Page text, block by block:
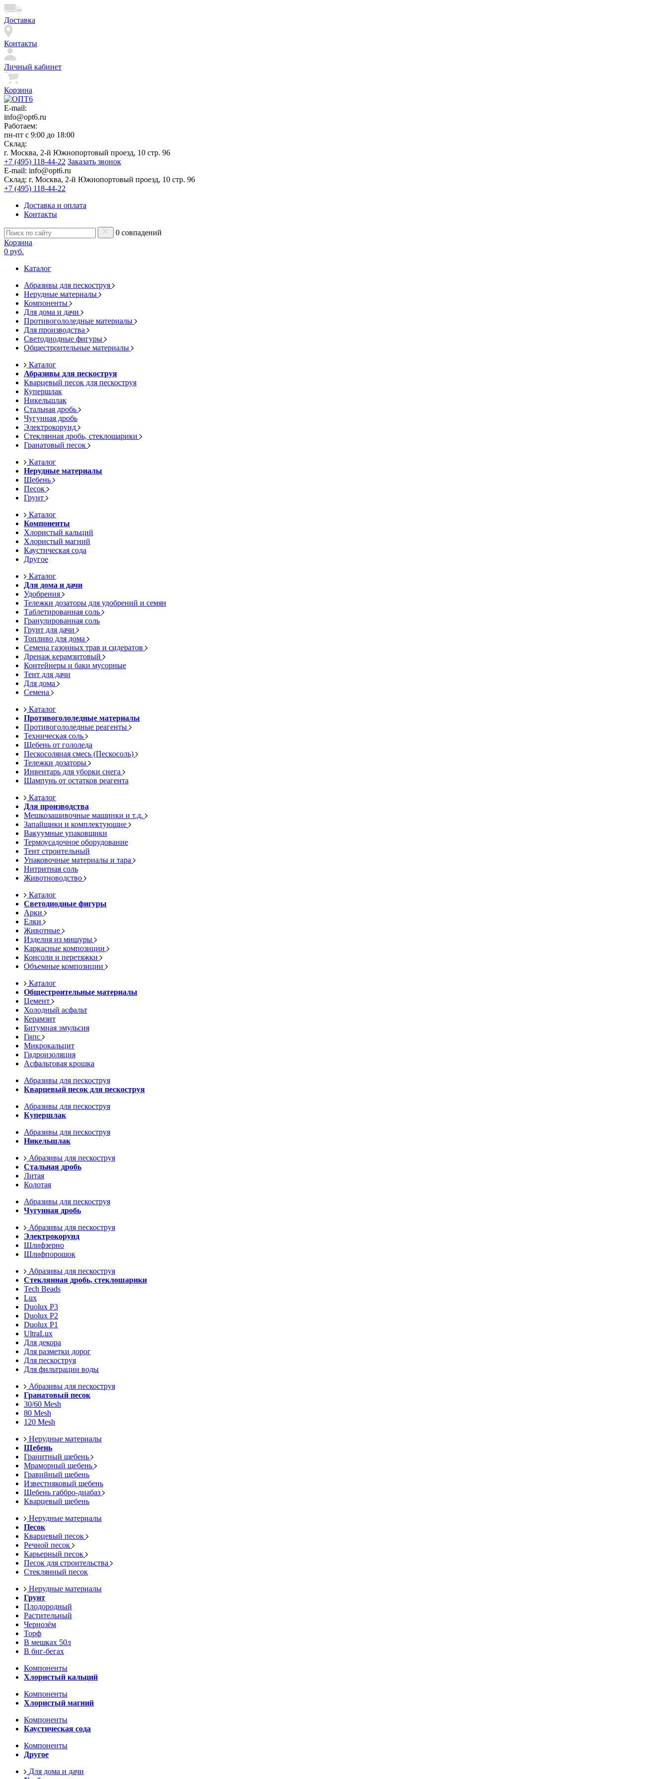
Доставка
Контакты
Личный кабинет
Корзина
E-mail:
info@opt6.ru
Работаем:
пн-пт с 9:00 до 18:00
Склад:
г. Москва, 2-й Южнопортовый проезд, 10 стр. 96
+7 (495) 118-44-22 Заказать звонок
E-mail: info@opt6.ru
Склад: г. Москва, 2-й Южнопортовый проезд, 10 стр. 96
+7 (495) 118-44-22
Доставка и оплата
Контакты
0 совпадений
Корзина
0 руб.
Каталог
Абразивы для пескоструя
Нерудные материалы
Компоненты
Для дома и дачи
Противогололедные материалы
Для производства
Светодиодные фигуры
Общестроительные материалы
Каталог
Абразивы для пескоструя
Кварцевый песок для пескоструя
Купершлак
Никельшлак
Стальная дробь
Чугунная дробь
Электрокорунд
Стеклянная дробь, стеклошарики
Гранатовый песок
Каталог
Нерудные материалы
Щебень
Песок
Грунт
Каталог
Компоненты
Хлористый кальций
Хлористый магний
Каустическая сода
Другое
Каталог
Для дома и дачи
Удобрения
Тележки дозаторы для удобрений и семян
Таблетированная соль
Гранулированная соль
Грунт для дачи
Топливо для дома
Семена газонных трав и сидератов
Дренаж керамзитовый
Контейнеры и баки мусорные
Тент для дачи
Для дома
Семена
Каталог
Противогололедные материалы
Противогололедные реагенты
Техническая соль
Щебень от гололеда
Пескосоляная смесь (Пескосоль)
Тележки дозаторы
Инвентарь для уборки снега
Шампунь от остатков реагента
Каталог
Для производства
Мешкозашивочные машинки и т.д.
Запайщики и комплектующие
Вакуумные упаковщики
Термоусадочное оборудование
Тент строительный
Упаковочные материалы и тара
Нитритная соль
Животноводство
Каталог
Светодиодные фигуры
Арки
Елки
Животные
Изделия из мишуры
Каркасные композиции
Консоли и перетяжки
Объемные композиции
Каталог
Общестроительные материалы
Цемент
Холодный асфальт
Керамзит
Битумная эмульсия
Гипс
Микрокальцит
Гидроизоляция
Асфальтовая крошка
Абразивы для пескоструя
Кварцевый песок для пескоструя
Абразивы для пескоструя
Купершлак
Абразивы для пескоструя
Никельшлак
Абразивы для пескоструя
Стальная дробь
Литая
Колотая
Абразивы для пескоструя
Чугунная дробь
Абразивы для пескоструя
Электрокорунд
Шлифзерно
Шлифпорошок
Абразивы для пескоструя
Стеклянная дробь, стеклошарики
Tech Beads
Lux
Duolux P3
Duolux P2
Duolux P1
UltraLux
Для декора
Для разметки дорог
Для пескоструя
Для фильтрации воды
Абразивы для пескоструя
Гранатовый песок
30/60 Mesh
80 Mesh
120 Mesh
Нерудные материалы
Щебень
Гранитный щебень
Мраморный щебень
Гравийный щебень
Известняковый щебень
Щебень габбро-диабаз
Кварцевый щебень
Нерудные материалы
Песок
Кварцевый песок
Речной песок
Карьерный песок
Песок для строительства
Стеклянный песок
Нерудные материалы
Грунт
Плодородный
Растительный
Чернозём
Торф
В мешках 50л
В биг-бегах
Компоненты
Хлористый кальций
Компоненты
Хлористый магний
Компоненты
Каустическая сода
Компоненты
Другое
Для дома и дачи